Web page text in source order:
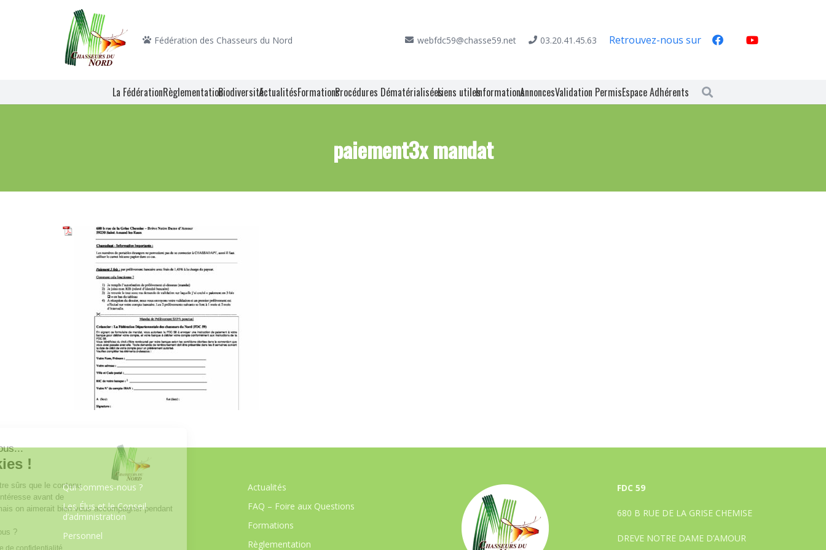
Fédération des Chasseurs du Nord webfdc59@chasse59.net 03.20.41.45.63 Retrouvez-nous sur
La FédérationRèglementationBiodiversitéActualitésFormationsProcédures DématérialiséesLiens utilesInformationsAnnoncesValidation PermisEspace Adhérents
paiement3x mandat
Qui sommes-nous ?
Les Élus et le Conseil
d’administration
Personnel
Actualités
FAQ – Foire aux Questions
Formations
Règlementation
FDC 59
680 B RUE DE LA GRISE CHEMISE
DREVE NOTRE DAME D’AMOUR